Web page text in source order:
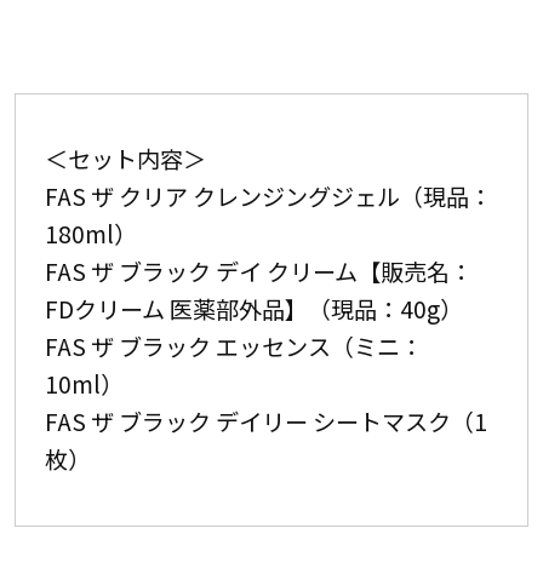
＜セット内容＞
FAS ザ クリア クレンジングジェル（現品：
180ml）
FAS ザ ブラック デイ クリーム【販売名：
FDクリーム 医薬部外品】（現品：40g）
FAS ザ ブラック エッセンス（ミニ：
10ml）
FAS ザ ブラック デイリー シートマスク（1
枚）